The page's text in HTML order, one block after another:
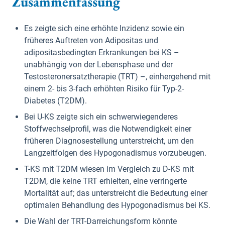
Es zeigte sich eine erhöhte Inzidenz sowie ein
früheres Auftreten von Adipositas und
adipositasbedingten Erkrankungen bei KS –
unabhängig von der Lebensphase und der
Testosteronersatztherapie (TRT) –, einhergehend mit
einem 2- bis 3-fach erhöhten Risiko für Typ-2-
Diabetes (T2DM).
Bei U-KS zeigte sich ein schwerwiegenderes
Stoffwechselprofil, was die Notwendigkeit einer
früheren Diagnosestellung unterstreicht, um den
Langzeitfolgen des Hypogonadismus vorzubeugen.
T-KS mit T2DM wiesen im Vergleich zu D-KS mit
T2DM, die keine TRT erhielten, eine verringerte
Mortalität auf; das unterstreicht die Bedeutung einer
optimalen Behandlung des Hypogonadismus bei KS.
Die Wahl der TRT-Darreichungsform könnte